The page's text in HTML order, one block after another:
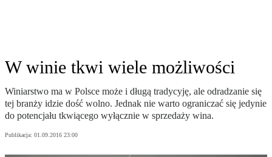
W winie tkwi wiele możliwości
Winiarstwo ma w Polsce może i długą tradycyję, ale odradzanie się
tej branży idzie dość wolno. Jednak nie warto ograniczać się jedynie
do potencjału tkwiącego wyłącznie w sprzedaży wina.
Publikacja: 01.09.2016 23:00